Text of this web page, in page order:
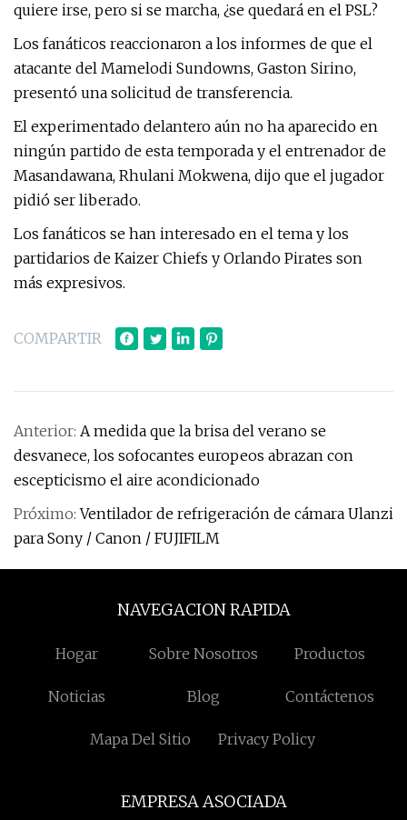
quiere irse, pero si se marcha, ¿se quedará en el PSL?
Los fanáticos reaccionaron a los informes de que el
atacante del Mamelodi Sundowns, Gaston Sirino,
presentó una solicitud de transferencia.
El experimentado delantero aún no ha aparecido en
ningún partido de esta temporada y el entrenador de
Masandawana, Rhulani Mokwena, dijo que el jugador
pidió ser liberado.
Los fanáticos se han interesado en el tema y los
partidarios de Kaizer Chiefs y Orlando Pirates son
más expresivos.
COMPARTIR
Anterior: A medida que la brisa del verano se
desvanece, los sofocantes europeos abrazan con
escepticismo el aire acondicionado
Próximo:Ventilador de refrigeración de cámara Ulanzi
para Sony / Canon / FUJIFILM
NAVEGACION RAPIDA
Hogar Sobre Nosotros Productos
Noticias Blog Contáctenos
Mapa Del Sitio Privacy Policy
EMPRESA ASOCIADA